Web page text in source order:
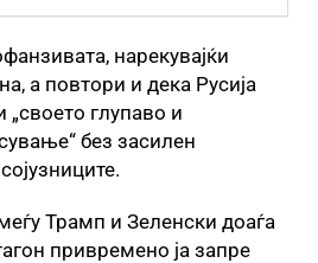
нарекувајќи
а повтори и дека Русија
глупаво и
без засилен
Трамп и Зеленски доаѓа
привремено ја запре